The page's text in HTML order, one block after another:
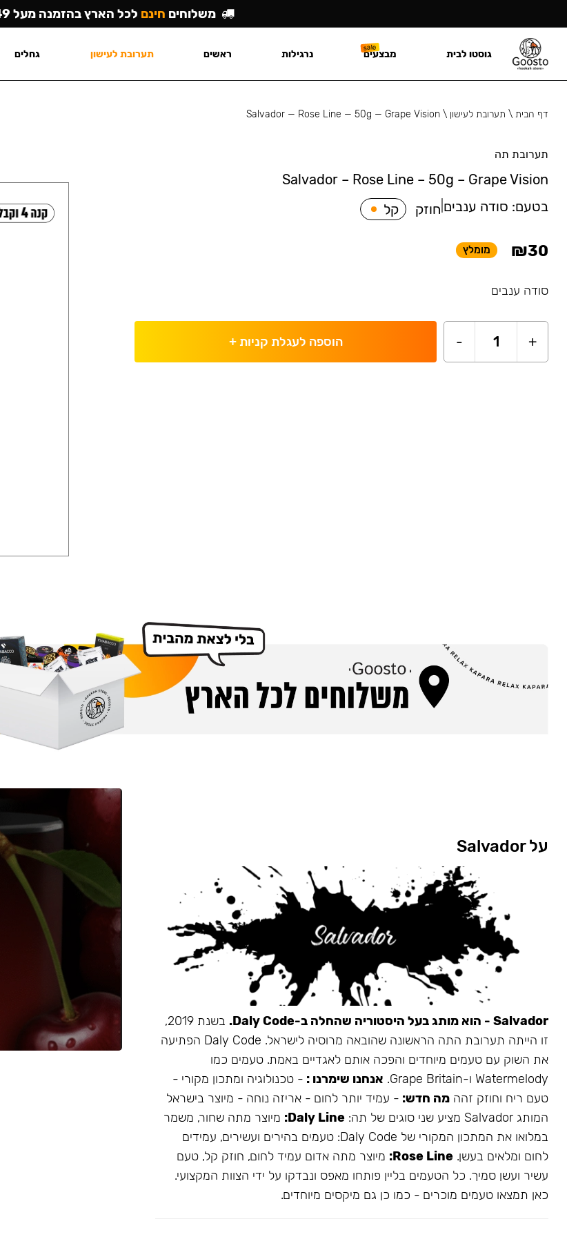
דף הבית\ תערובת לעישון \
Salvador — Rose Line — 50g — Grape Vision
תערובת תה
Salvador – Rose Line – 50g – Grape Vision
בטעם: סודה ענבים חוזק קל
₪30 מומלץ
סודה ענבים
+
1
- הוספה לעגלת קניות+
על Salvador
Salvador - הוא מותג בעל היסטוריה שהחלה ב-Daly Code.
בשנת 2019,
זו הייתה תערובת התה הראשונה שהובאה מרוסיה לישראל. Daly Code הפתיעה
את השוק עם טעמים מיוחדים והפכה אותם לאגדיים באמת. טעמים כמו
Watermelody ו-Grape Britain.
אנחנו שימרנו : - טכנולוגיה ומתכון מקורי -
טעם ריח וחוזק זהה מה חדש: - עמיד יותר לחום - אריזה נוחה - מיוצר בישראל
המותג Salvador מציע שני סוגים של תה:
Daly Line: מיוצר מתה שחור, משמר
במלואו את המתכון המקורי של Daly Code: טעמים בהירים ועשירים, עמידים
לחום ומלאים בעשן. Rose Line: מיוצר מתה אדום עמיד לחום, חוזק קל, טעם
עשיר ועשן סמיך. כל הטעמים בליין פותחו מאפס ונבדקו על ידי הצוות המקצועי.
כאן תמצאו טעמים מוכרים - כמו כן גם מיקסים מיוחדים.
משלוחים חינם לכל הארץ בהזמנה מעל ₪449
גוסטו לבית מבצעים נרגילות ראשים תערובת לעישון גחלים